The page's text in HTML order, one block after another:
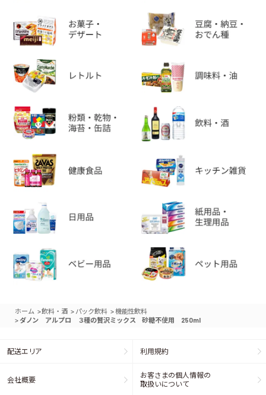
ホーム >飲料・酒 > パック飲料 >機能性飲料
> ダノン アルプロ ３種の贅沢ミックス 砂糖不使用 250ml
配送エリア 利用規約
会社概要
お客さまの個人情報の
取扱いについて